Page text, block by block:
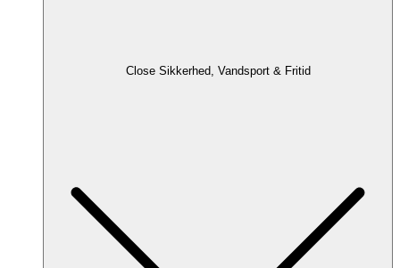
Close Sikkerhed, Vandsport & Fritid